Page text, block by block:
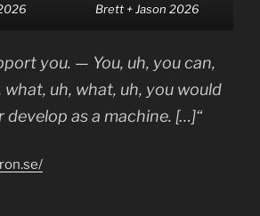
Brett + Jason 2026
you. — You, uh, you can,
what, uh, what, uh, you would
develop as a machine. […]“